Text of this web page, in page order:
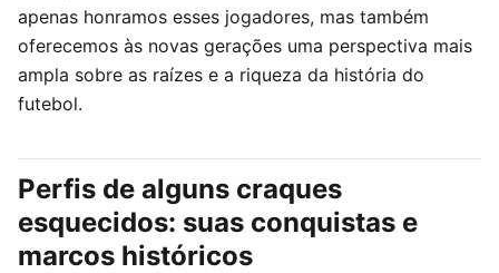
apenas honramos esses jogadores, mas também
oferecemos às novas gerações uma perspectiva mais
ampla sobre as raízes e a riqueza da história do
futebol.
Perfis de alguns craques
esquecidos: suas conquistas e
marcos históricos